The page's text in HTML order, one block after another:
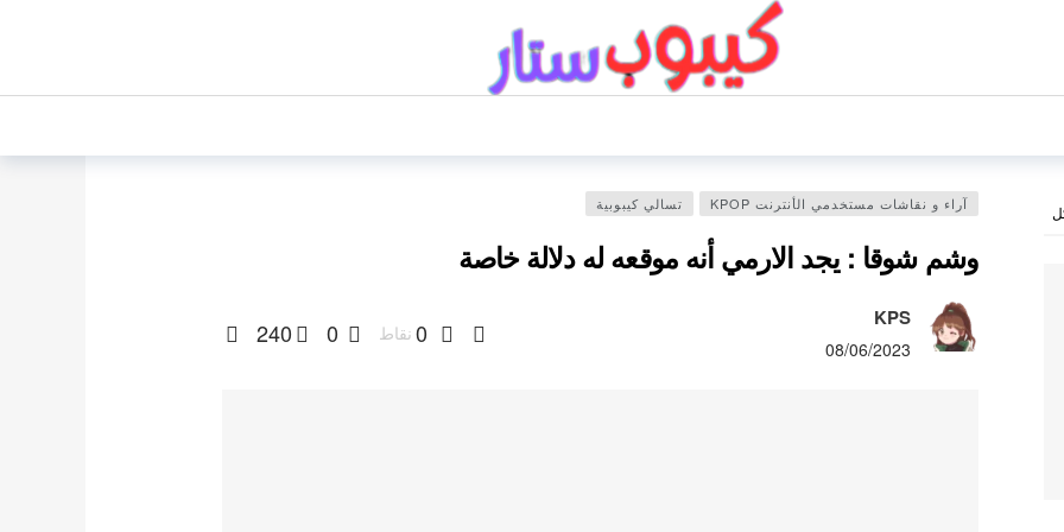
آراء و نقاشات مستخدمي الأنترنت KPOP تسالي كيبوبية
وشم شوقا : يجد الارمي أنه موقعه له دلالة خاصة
KPS
08/06/2023
0 نقاط 0
240